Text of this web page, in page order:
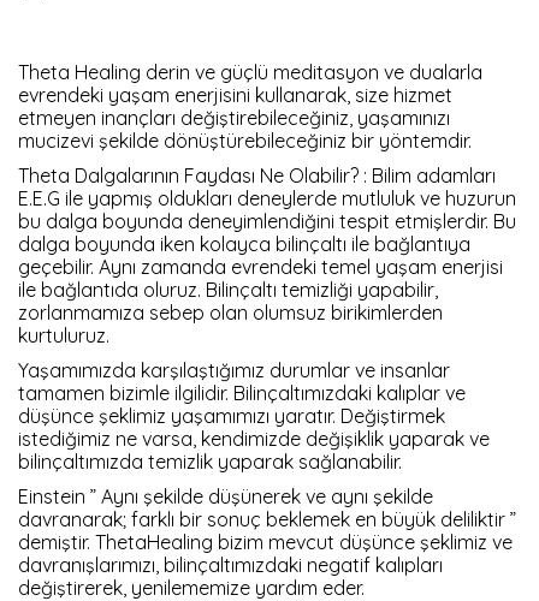
Theta Healing derin ve güçlü meditasyon ve dualarla
evrendeki yaşam enerjisini kullanarak, size hizmet
etmeyen inançları değiştirebileceğiniz, yaşamınızı
mucizevi şekilde dönüştürebileceğiniz bir yöntemdir.
Theta Dalgalarının Faydası Ne Olabilir? : Bilim adamları
E.E.G ile yapmış oldukları deneylerde mutluluk ve huzurun
bu dalga boyunda deneyimlendiğini tespit etmişlerdir. Bu
dalga boyunda iken kolayca bilinçaltı ile bağlantıya
geçebilir. Aynı zamanda evrendeki temel yaşam enerjisi
ile bağlantıda oluruz. Bilinçaltı temizliği yapabilir,
zorlanmamıza sebep olan olumsuz birikimlerden
kurtuluruz.
Yaşamımızda karşılaştığımız durumlar ve insanlar
tamamen bizimle ilgilidir. Bilinçaltımızdaki kalıplar ve
düşünce şeklimiz yaşamımızı yaratır. Değiştirmek
istediğimiz ne varsa, kendimizde değişiklik yaparak ve
bilinçaltımızda temizlik yaparak sağlanabilir.
Einstein ” Aynı şekilde düşünerek ve aynı şekilde
davranarak; farklı bir sonuç beklemek en büyük deliliktir ”
demiştir. ThetaHealing bizim mevcut düşünce şeklimiz ve
davranışlarımızı, bilinçaltımızdaki negatif kalıpları
değiştirerek, yenilememize yardım eder.